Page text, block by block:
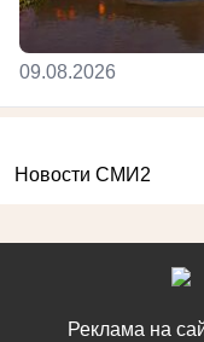
09.08.2026
Новости СМИ2
Реклама на